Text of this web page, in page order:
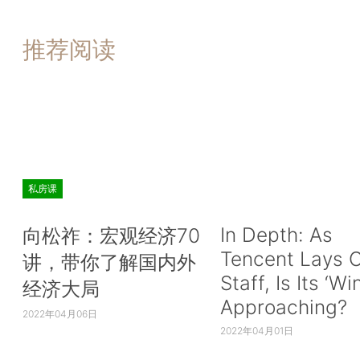
推荐阅读
私房课
向松祚：宏观经济70
讲，带你了解国内外
经济大局
2022年04月06日
In Depth: As
Tencent Lays
Staff, Is Its
Approaching?
2022年04月01日